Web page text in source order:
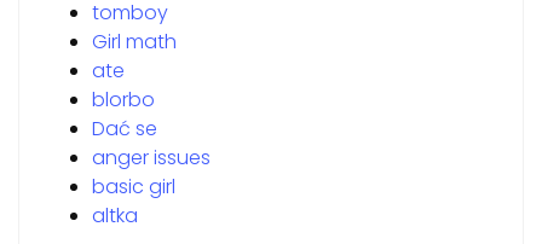
tomboy
Girl math
ate
blorbo
Dać se
anger issues
basic girl
altka